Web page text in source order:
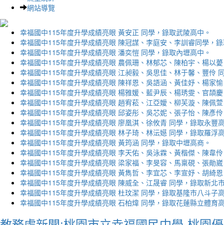
網站導覽
幸福國中115年度升學成績亮眼 黃安正 同學，錄取武陵高中。
幸福國中115年度升學成績亮眼 陳冠謀、李庭安、李訓睿同學，
幸福國中115年度升學成績亮眼 潘奕愷 同學，錄取內壢高中。
幸福國中115年度升學成績亮眼 農佩珊、林郁芯、陳柏宇、楊以
幸福國中115年度升學成績亮眼 江昶毅、吳思佳、林于馨、豐伶
幸福國中115年度升學成績亮眼 陳祥恩、吳語涵、黃佳妤、楊家
幸福國中115年度升學成績亮眼 楊雅媛、藍尹辰、楊琇雯、官頡
幸福國中115年度升學成績亮眼 趙宥菘、江亞嬡、柳芙漩、陳佩
幸福國中115年度升學成績亮眼 邱姿彤、吳芯妮、張子怡、陳彥
幸福國中115年度升學成績亮眼 廖凰淇、徐攸青 同學，錄取永豐
幸福國中115年度升學成績亮眼 林子琦、林沄嬨 同學，錄取羅浮
幸福國中115年度升學成績亮眼 黃筠涵 同學，錄取中壢高商。
幸福國中115年度升學成績亮眼 李天佑、吳泳霖、黃楷傑、陳韋
幸福國中115年度升學成績亮眼 梁家福、李旻容、馬稟硯、張勛
幸福國中115年度升學成績亮眼 黃雋哲、李宜芯、李宣妤、胡綺
幸福國中115年度升學成績亮眼 陳威全、江晟睿 同學，錄取新北
幸福國中115年度升學成績亮眼 杜玟潔 同學，錄取基隆市八斗子
幸福國中115年度升學成績亮眼 石柏煒 同學，錄取花蓮縣立體育